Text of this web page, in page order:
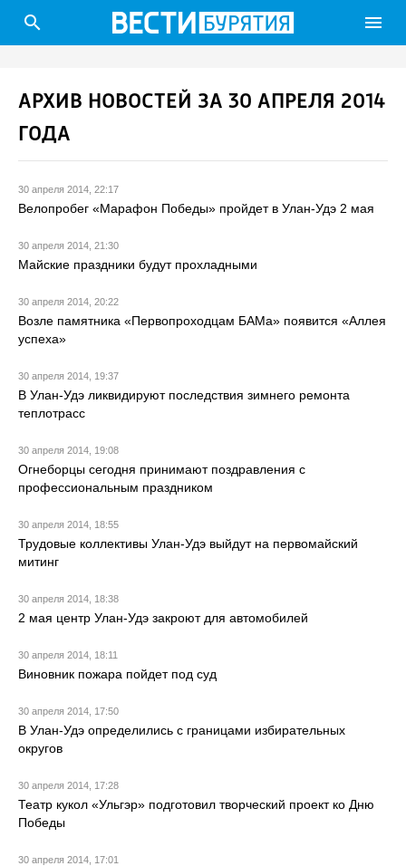
search menu
АРХИВ НОВОСТЕЙ ЗА 30 АПРЕЛЯ 2014
ГОДА
30 апреля 2014, 22:17
Велопробег «Марафон Победы» пройдет в Улан-Удэ 2 мая
30 апреля 2014, 21:30
Майские праздники будут прохладными
30 апреля 2014, 20:22
Возле памятника «Первопроходцам БАМа» появится «Аллея
успеха»
30 апреля 2014, 19:37
В Улан-Удэ ликвидируют последствия зимнего ремонта
теплотрасс
30 апреля 2014, 19:08
Огнеборцы сегодня принимают поздравления с
профессиональным праздником
30 апреля 2014, 18:55
Трудовые коллективы Улан-Удэ выйдут на первомайский
митинг
30 апреля 2014, 18:38
2 мая центр Улан-Удэ закроют для автомобилей
30 апреля 2014, 18:11
Виновник пожара пойдет под суд
30 апреля 2014, 17:50
В Улан-Удэ определились с границами избирательных
округов
30 апреля 2014, 17:28
Театр кукол «Ульгэр» подготовил творческий проект ко Дню
Победы
30 апреля 2014, 17:01